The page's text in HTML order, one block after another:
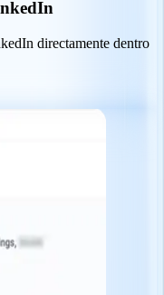
directamente dentro